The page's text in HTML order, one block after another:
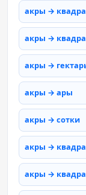
акры →
акры →
акры →
акры → ары
акры → сотки
акры →
акры →